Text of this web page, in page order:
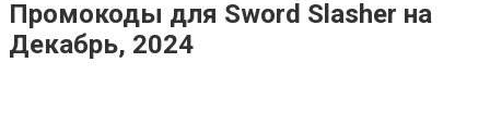
Промокоды для Sword Slasher на
Декабрь, 2024